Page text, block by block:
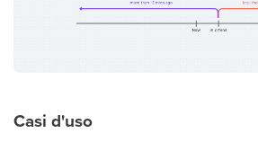
Casi d'uso